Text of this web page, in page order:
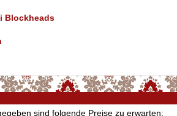
Blockheads
sind folgende Preise zu erwarten: